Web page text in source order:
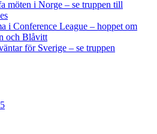
möten i Norge – se truppen till
i Conference League – hoppet om
och Blåvitt
för Sverige – se truppen